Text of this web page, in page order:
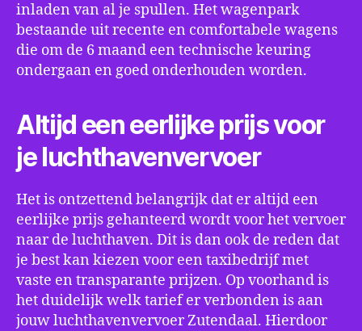
inladen van al je spullen. Het wagenpark
bestaande uit recente en comfortabele wagens
die om de 6 maand een technische keuring
ondergaan en goed onderhouden worden.
Altijd een eerlijke prijs voor
je luchthavenvervoer
Het is ontzettend belangrijk dat er altijd een
eerlijke prijs gehanteerd wordt voor het vervoer
naar de luchthaven. Dit is dan ook de reden dat
je best kan kiezen voor een taxibedrijf met
vaste en transparante prijzen. Op voorhand is
het duidelijk welk tarief er verbonden is aan
jouw luchthavenvervoer Zutendaal. Hierdoor